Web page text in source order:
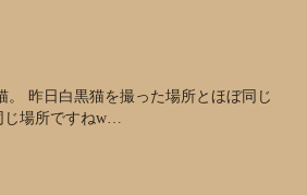
。 昨日白黒猫を撮った場所とほぼ同じ
場所ですねw…